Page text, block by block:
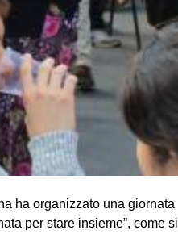
ha organizzato una giornata
per stare insieme”, come si